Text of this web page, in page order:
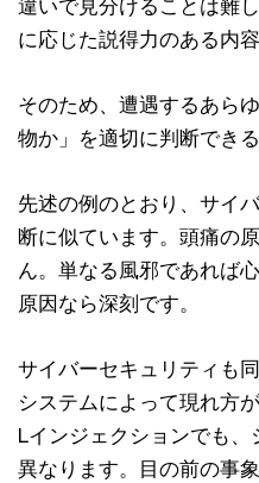
違いで見分けることは難
に応じた説得力のある内
そのため、遭遇するあら
物か」を適切に判断でき
先述の例のとおり、サイ
断に似ています。頭痛の
ん。単なる風邪であれば
原因なら深刻です。
サイバーセキュリティも
システムによって現れ方
Lインジェクションでも
異なります。目の前の事